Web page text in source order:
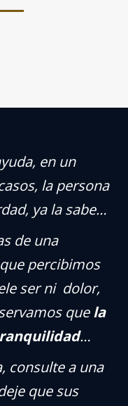
en un
la persona
ya la sabe…
de una
percibimos
ser ni dolor,
quela
…
consulte a una
que sus